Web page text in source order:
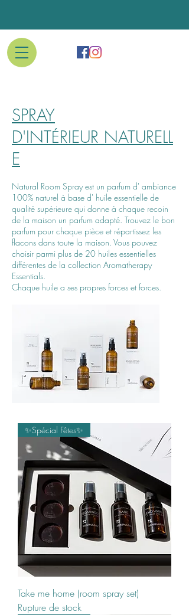
SPRAY
D'INTÉRIEUR NATURELL
E
Natural Room Spray est un parfum d' ambiance
100% naturel à base d' huile essentielle de
qualité supérieure qui donne à chaque recoin
de la maison un parfum adapté. Trouvez le bon
parfum pour chaque pièce et répartissez les
flacons dans toute la maison. Vous pouvez
choisir parmi plus de 20 huiles essentielles
différentes de la collection Aromatherapy
Essentials.
Chaque huile a ses propres forces et forces.
✨Spécial Fêtes✨
Take me home (room spray set)
Rupture de stock